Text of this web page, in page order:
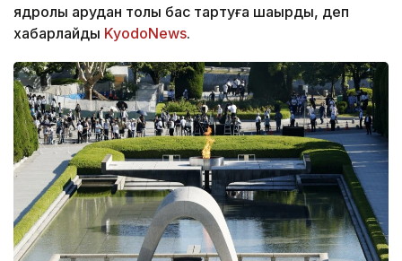
ядролық қарудан толық бас тартуға шақырды, деп
хабарлайды KyodoNews.